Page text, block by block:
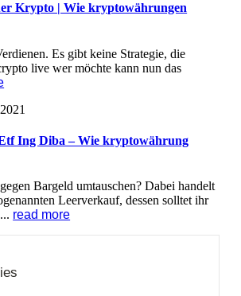
Krypto | Wie kryptowährungen
Es gibt keine Strategie, die
live wer möchte kann nun das
Ing Diba – Wie kryptowährung
Bargeld umtauschen? Dabei handelt
Leerverkauf, dessen solltet ihr
read more